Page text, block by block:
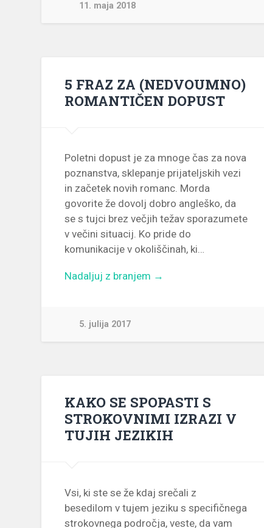
11. maja 2018
5 FRAZ ZA (NEDVOUMNO)
ROMANTIČEN DOPUST
Poletni dopust je za mnoge čas za nova
poznanstva, sklepanje prijateljskih vezi
in začetek novih romanc. Morda
govorite že dovolj dobro angleško, da
se s tujci brez večjih težav sporazumete
v večini situacij. Ko pride do
komunikacije v okoliščinah, ki…
Nadaljuj z branjem →
5. julija 2017
KAKO SE SPOPASTI S
STROKOVNIMI IZRAZI V
TUJIH JEZIKIH
Vsi, ki ste se že kdaj srečali z
besedilom v tujem jeziku s specifičnega
strokovnega področja, veste, da vam